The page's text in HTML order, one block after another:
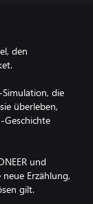
den
Simulation, die
überleben,
Geschichte
und
Erzählung,
gilt.